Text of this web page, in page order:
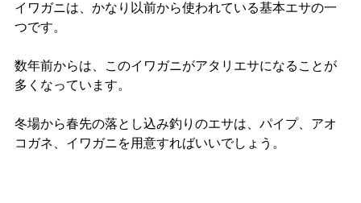
イワガニは、かなり以前から使われている基本エサの一
つです。
数年前からは、このイワガニがアタリエサになることが
多くなっています。
冬場から春先の落とし込み釣りのエサは、パイプ、アオ
コガネ、イワガニを用意すればいいでしょう。